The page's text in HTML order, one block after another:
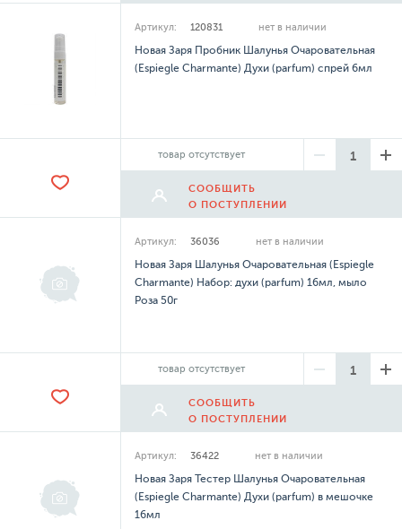
Артикул: 120831 нет в наличии
Новая Заря Пробник Шалунья Очаровательная
(Espiegle Charmante) Духи (parfum) спрей 6мл
товар отсутствует
СООБЩИТЬ
О ПОСТУПЛЕНИИ
Артикул: 36036 нет в наличии
Новая Заря Шалунья Очаровательная (Espiegle
Charmante) Набор: духи (parfum) 16мл, мыло
Роза 50г
товар отсутствует
СООБЩИТЬ
О ПОСТУПЛЕНИИ
Артикул: 36422 нет в наличии
Новая Заря Тестер Шалунья Очаровательная
(Espiegle Charmante) Духи (parfum) в мешочке
16мл